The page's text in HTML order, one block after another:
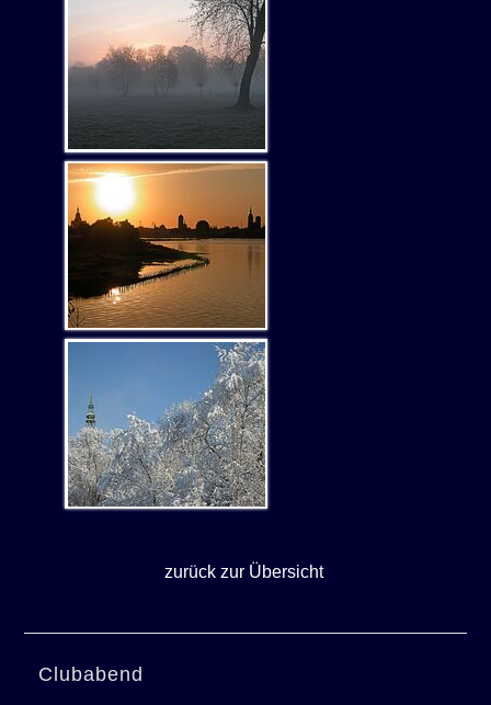
zurück zur Übersicht
Clubabend